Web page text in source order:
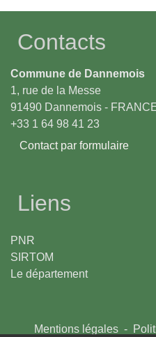
Contacts
Commune de Dannemois
1, rue de la Messe
91490 Dannemois -
+33 1 64 98 41 23
Contact par formulaire
Liens
PNR
SIRTOM
Le département
Mentions légales -